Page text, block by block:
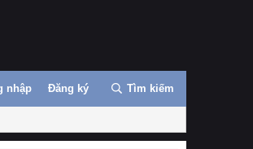
nhập Đăng ký Tìm kiếm